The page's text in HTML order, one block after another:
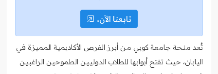
تابعنا الآن..
تُعد منحة جامعة كوبي من أبرز الفرص الأكاديمية المميزة في
اليابان، حيث تفتح أبوابها للطلاب الدوليين الطموحين الراغبين